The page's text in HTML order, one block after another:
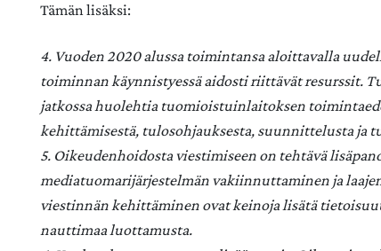
Tämän lisäksi:
4. Vuoden 2020 alussa toimintansa aloittavalla
toiminnan käynnistyessä aidosti riittävät resurssit.
jatkossa huolehtia tuomioistuinlaitoksen
kehittämisestä, tulosohjauksesta, suunnittelusta ja
5. Oikeudenhoidosta viestimiseen on tehtävä
mediatuomarijärjestelmän vakiinnuttaminen ja
viestinnän kehittäminen ovat keinoja lisätä
nauttimaa luottamusta.